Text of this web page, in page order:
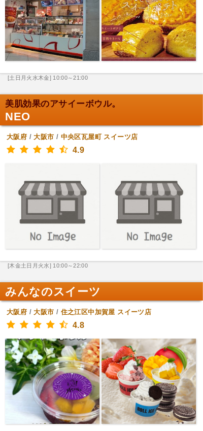
[土日月火水木金] 10:00～21:00
美肌効果のアサイーボウル。
NEO
大阪府 /大阪市 / 中央区瓦屋町 スイーツ店
4.9
[木金土日月火水] 10:00～22:00
みんなのスイーツ
大阪府 /大阪市 / 住之江区中加賀屋 スイーツ店
4.8